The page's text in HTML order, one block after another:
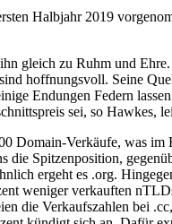
Halbjahr 2019
gleich zu Ruhm und
hoffnungsvoll. Seine
Endungen Federn
sei, so Hawkes,
Domain-Verkäufe, was
Spitzenposition,
ergeht es .org.
weniger verkauften
die Verkaufszahlen bei